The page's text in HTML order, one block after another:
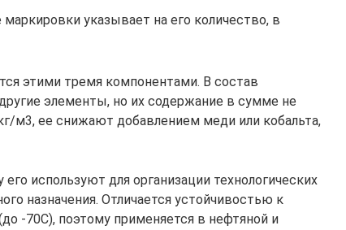
указывает на его количество, в
этими тремя компонентами. В состав
элементы, но их содержание в сумме не
м3, ее снижают добавлением меди или кобальта,
используют для организации технологических
назначения. Отличается устойчивостью к
-70С), поэтому применяется в нефтяной и